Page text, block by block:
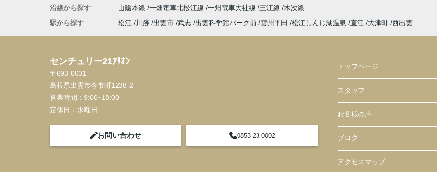
沿線から探す
山陰本線 一畑電車北松江線 一畑電車大社線 三江線
木次線
駅から探す
松江 川跡 出雲市 武志 出雲科学館パーク前 雲州平田 松江しんじ湖温泉 直江 大津町 西出雲
センチュリー21ｱﾘｵﾝ
〒693-0001
島根県出雲市今市町1238-2
営業時間： 9:00~18:00
定休日： 水曜日
お問い合わせ 0853-23-0002
トップページ
スタッフ
お客様の声
ブログ
アクセスマップ